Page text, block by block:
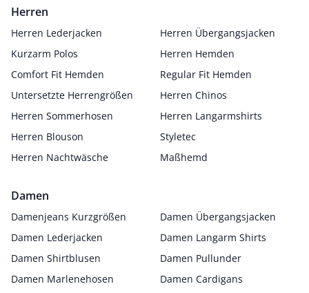
Herren
Herren Lederjacken
Herren Übergangsjacken
Kurzarm Polos
Herren Hemden
Comfort Fit Hemden
Regular Fit Hemden
Untersetzte Herrengrößen
Herren Chinos
Herren Sommerhosen
Herren Langarmshirts
Herren Blouson
Styletec
Herren Nachtwäsche
Maßhemd
Damen
Damenjeans Kurzgrößen
Damen Übergangsjacken
Damen Lederjacken
Damen Langarm Shirts
Damen Shirtblusen
Damen Pullunder
Damen Marlenehosen
Damen Cardigans